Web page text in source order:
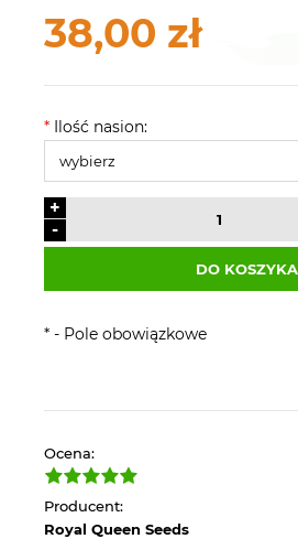
38,00 zł
* Ilość nasion:
-
+
DO KOSZYKA
* - Pole obowiązkowe
Ocena:
Producent:
Royal Queen Seeds